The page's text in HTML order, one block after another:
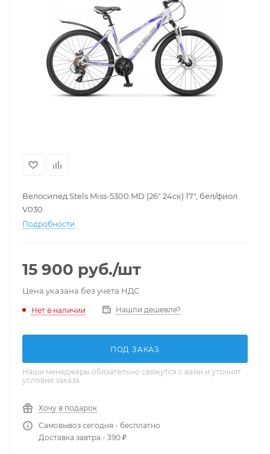
Велосипед Stels Miss-5300 MD (26" 24ск) 17", бел/фиол
V030
Подробности
15 900 руб./шт
Цена указана без учета НДС
Нет в наличии Нашли дешевле?
ПОД ЗАКАЗ
Наши менеджеры обязательно свяжутся с вами и уточнят
условия заказа
Хочу в подарок
Самовывоз сегодня - бесплатно
Доставка завтра - 390 ₽